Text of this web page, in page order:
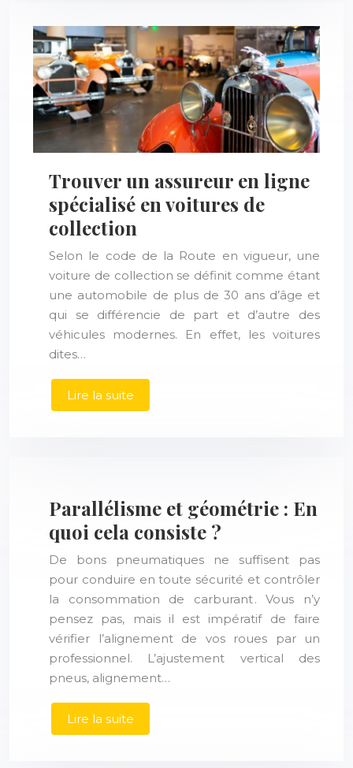
Trouver un assureur en ligne
spécialisé en voitures de
collection
Selon le code de la Route en vigueur, une
voiture de collection se définit comme étant
une automobile de plus de 30 ans d’âge et
qui se différencie de part et d’autre des
véhicules modernes. En effet, les voitures
dites…
Lire la suite
Parallélisme et géométrie : En
quoi cela consiste ?
De bons pneumatiques ne suffisent pas
pour conduire en toute sécurité et contrôler
la consommation de carburant . Vous n’y
pensez pas, mais il est impératif de faire
vérifier l’alignement de vos roues par un
professionnel. L’ajustement vertical des
pneus, alignement…
Lire la suite